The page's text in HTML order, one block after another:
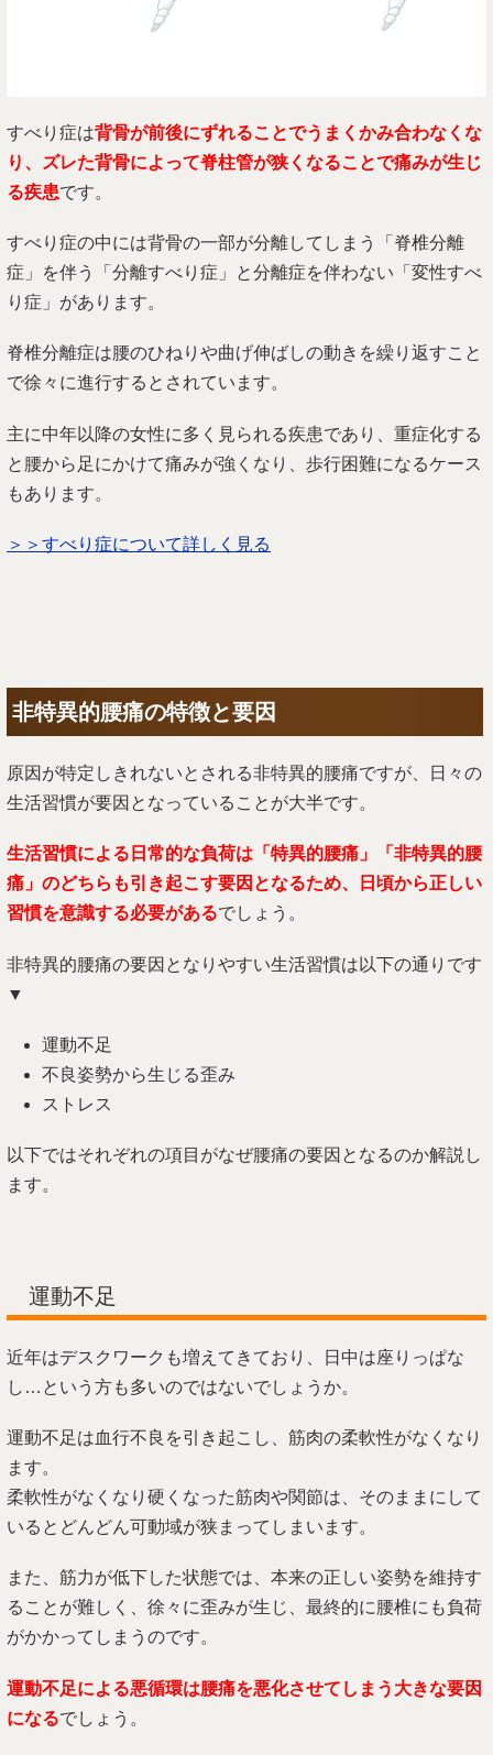
すべり症は背骨が前後にずれることでうまくかみ合わなくな
り、ズレた背骨によって脊柱管が狭くなることで痛みが生じ
る疾患です。
すべり症の中には背骨の一部が分離してしまう「脊椎分離
症」を伴う「分離すべり症」と分離症を伴わない「変性すべ
り症」があります。
脊椎分離症は腰のひねりや曲げ伸ばしの動きを繰り返すこと
で徐々に進行するとされています。
主に中年以降の女性に多く見られる疾患であり、重症化する
と腰から足にかけて痛みが強くなり、歩行困難になるケース
もあります。
＞＞すべり症について詳しく見る
非特異的腰痛の特徴と要因
原因が特定しきれないとされる非特異的腰痛ですが、日々の
生活習慣が要因となっていることが大半です。
生活習慣による日常的な負荷は「特異的腰痛」「非特異的腰
痛」のどちらも引き起こす要因となるため、日頃から正しい
習慣を意識する必要があるでしょう。
非特異的腰痛の要因となりやすい生活習慣は以下の通りです
▼
運動不足
不良姿勢から生じる歪み
ストレス
以下ではそれぞれの項目がなぜ腰痛の要因となるのか解説し
ます。
運動不足
近年はデスクワークも増えてきており、日中は座りっぱな
し…という方も多いのではないでしょうか。
運動不足は血行不良を引き起こし、筋肉の柔軟性がなくなり
ます。
柔軟性がなくなり硬くなった筋肉や関節は、そのままにして
いるとどんどん可動域が狭まってしまいます。
また、筋力が低下した状態では、本来の正しい姿勢を維持す
ることが難しく、徐々に歪みが生じ、最終的に腰椎にも負荷
がかかってしまうのです。
運動不足による悪循環は腰痛を悪化させてしまう大きな要因
になるでしょう。